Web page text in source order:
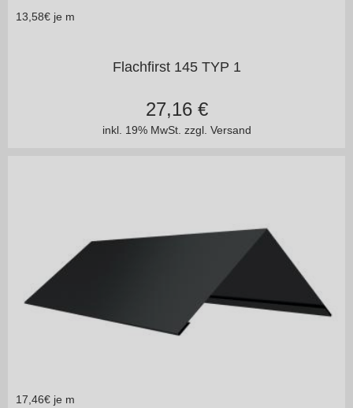
13,58€ je m
Flachfirst 145 TYP 1
inkl. 19% MwSt. zzgl. Versand
27,16€
17,46€ je m